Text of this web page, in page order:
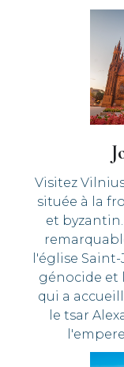
Visitez
située à la
et
l'église
génocide et
qui a
le tsar